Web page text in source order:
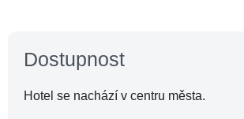
Dostupnost
Hotel se nachází v centru města.